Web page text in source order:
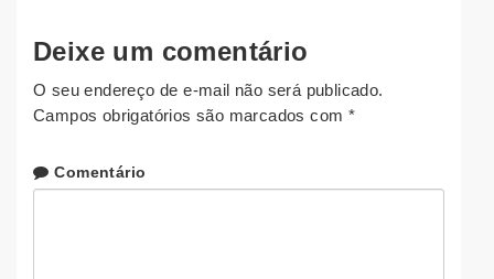
Deixe um comentário
O seu endereço de e-mail não será publicado.
Campos obrigatórios são marcados com *
Comentário